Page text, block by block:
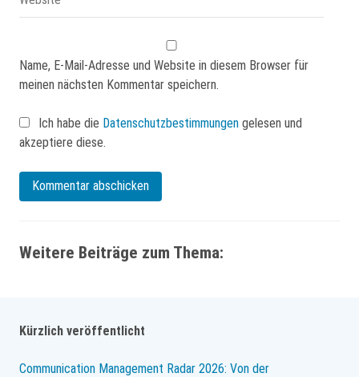
Name, E-Mail-Adresse und Website in diesem Browser für
meinen nächsten Kommentar speichern.
Ich habe die Datenschutzbestimmungen gelesen und
akzeptiere diese.
Weitere Beiträge zum Thema:
Kürzlich veröffentlicht
Communication Management Radar 2026: Von der